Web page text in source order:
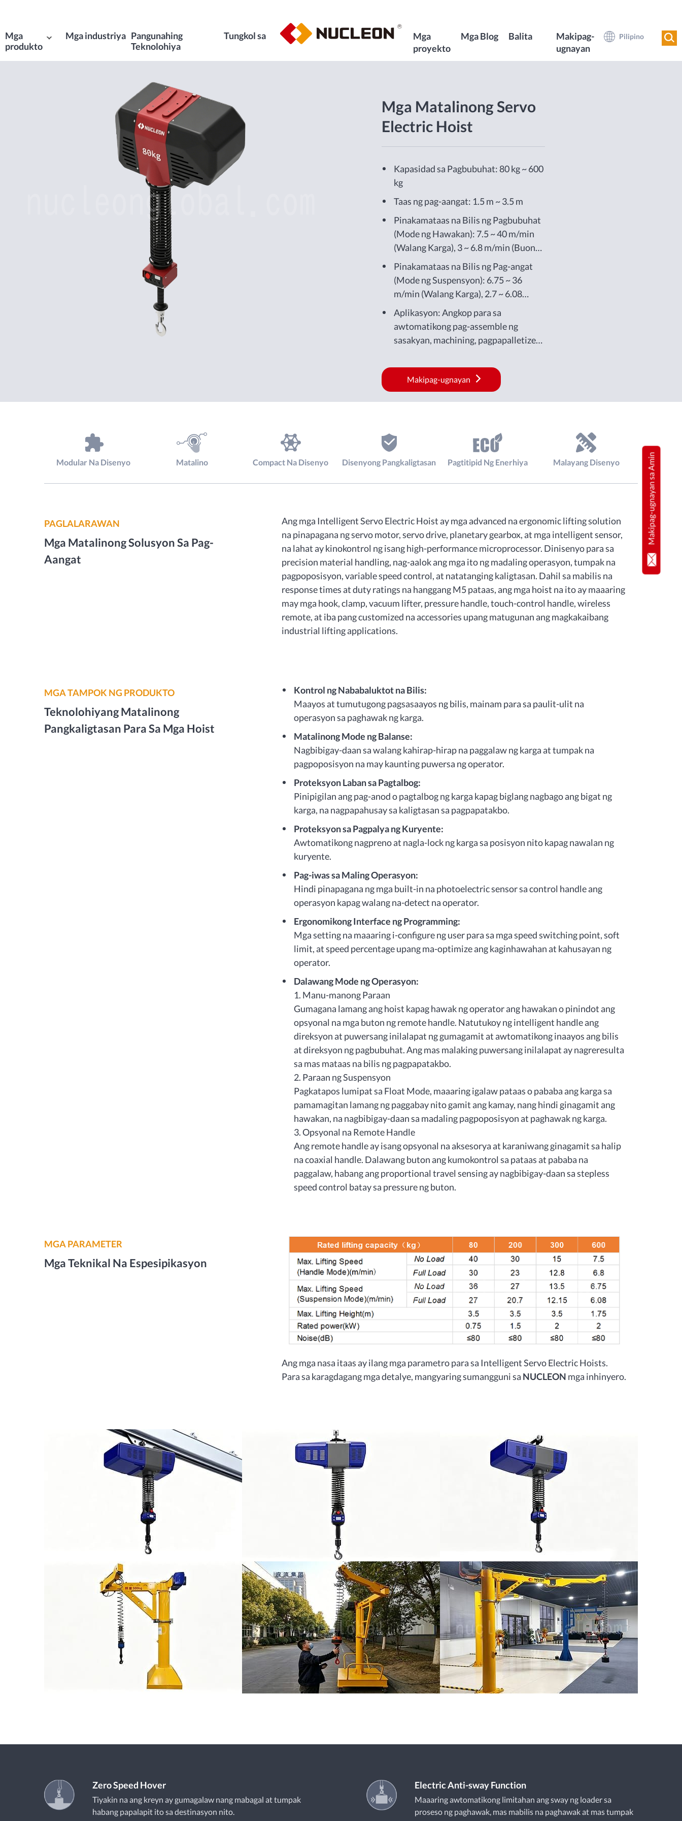
Mga
produkto
Mga industriya Pangunahing
Teknolohiya
Tungkol sa
Mga
proyekto
Mga Blog Balita
Makipag-
ugnayan
Pilipino
Mga Matalinong Servo
Electric Hoist
Kapasidad sa Pagbubuhat: 80 kg ~ 600
kg
Taas ng pag-aangat: 1.5 m ~ 3.5 m
Pinakamataas na Bilis ng Pagbubuhat
(Mode ng Hawakan): 7.5 ~ 40 m/min
(Walang Karga), 3 ~ 6.8 m/min (Buong
Karga)
Pinakamataas na Bilis ng Pag-angat
(Mode ng Suspensyon): 6.75 ~ 36
m/min (Walang Karga), 2.7 ~ 6.08
m/min (Buong Karga)
Aplikasyon: Angkop para sa
awtomatikong pag-assemble ng
sasakyan, machining, pagpapalletize
Makipag-ugnayan
Modular Na Disenyo Matalino Compact Na Disenyo Disenyong Pangkaligtasan Pagtitipid Ng Enerhiya Malayang Disenyo
PAGLALARAWAN
Mga Matalinong Solusyon Sa Pag-
Aangat
Ang mga Intelligent Servo Electric Hoist ay mga advanced na ergonomic lifting solution
na pinapagana ng servo motor, servo drive, planetary gearbox, at mga intelligent sensor,
na lahat ay kinokontrol ng isang high-performance microprocessor. Dinisenyo para sa
precision material handling, nag-aalok ang mga ito ng madaling operasyon, tumpak na
pagpoposisyon, variable speed control, at natatanging kaligtasan. Dahil sa mabilis na
response times at duty ratings na hanggang M5 pataas, ang mga hoist na ito ay maaaring
may mga hook, clamp, vacuum lifter, pressure handle, touch-control handle, wireless
remote, at iba pang customized na accessories upang matugunan ang magkakaibang
industrial lifting applications.
MGA TAMPOK NG PRODUKTO
Teknolohiyang Matalinong
Pangkaligtasan Para Sa Mga Hoist
Kontrol ng Nababaluktot na Bilis:
Maayos at tumutugong pagsasaayos ng bilis, mainam para sa paulit-ulit na
operasyon sa paghawak ng karga.
Matalinong Mode ng Balanse:
Nagbibigay-daan sa walang kahirap-hirap na paggalaw ng karga at tumpak na
pagpoposisyon na may kaunting puwersa ng operator.
Proteksyon Laban sa Pagtalbog:
Pinipigilan ang pag-anod o pagtalbog ng karga kapag biglang nagbago ang bigat ng
karga, na nagpapahusay sa kaligtasan sa pagpapatakbo.
Proteksyon sa Pagpalya ng Kuryente:
Awtomatikong nagpreno at nagla-lock ng karga sa posisyon nito kapag nawalan ng
kuryente.
Pag-iwas sa Maling Operasyon:
Hindi pinapagana ng mga built-in na photoelectric sensor sa control handle ang
operasyon kapag walang na-detect na operator.
Ergonomikong Interface ng Programming:
Mga setting na maaaring i-configure ng user para sa mga speed switching point, soft
limit, at speed percentage upang ma-optimize ang kaginhawahan at kahusayan ng
operator.
Dalawang Mode ng Operasyon:
1. Manu-manong Paraan
Gumagana lamang ang hoist kapag hawak ng operator ang hawakan o pinindot ang
opsyonal na mga buton ng remote handle. Natutukoy ng intelligent handle ang
direksyon at puwersang inilalapat ng gumagamit at awtomatikong inaayos ang bilis
at direksyon ng pagbubuhat. Ang mas malaking puwersang inilalapat ay nagreresulta
sa mas mataas na bilis ng pagpapatakbo.
2. Paraan ng Suspensyon
Pagkatapos lumipat sa Float Mode, maaaring igalaw pataas o pababa ang karga sa
pamamagitan lamang ng paggabay nito gamit ang kamay, nang hindi ginagamit ang
hawakan, na nagbibigay-daan sa madaling pagpoposisyon at paghawak ng karga.
3. Opsyonal na Remote Handle
Ang remote handle ay isang opsyonal na aksesorya at karaniwang ginagamit sa halip
na coaxial handle. Dalawang buton ang kumokontrol sa pataas at pababa na
paggalaw, habang ang proportional travel sensing ay nagbibigay-daan sa stepless
speed control batay sa pressure ng buton.
MGA PARAMETER
Mga Teknikal Na Espesipikasyon
Ang mga nasa itaas ay ilang mga parametro para sa Intelligent Servo Electric Hoists.
Para sa karagdagang mga detalye, mangyaring sumangguni sa NUCLEON mga inhinyero.
Zero Speed Hover
Tiyakin na ang kreyn ay gumagalaw nang mabagal at tumpak
habang papalapit ito sa destinasyon nito.
Electric Anti-sway Function
Maaaring awtomatikong limitahan ang sway ng loader sa
proseso ng paghawak, mas mabilis na paghawak at mas tumpak
Makipag-ugnayan sa Amin